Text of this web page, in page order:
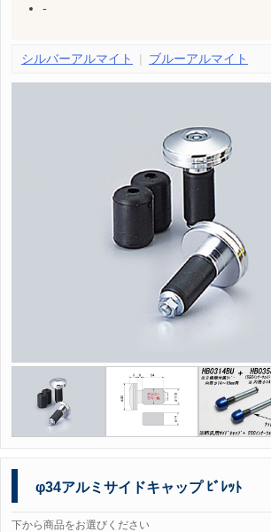
-
シルバーアルマイト ブルーアルマイト
φ34アルミサイドキャップ ﾋﾞﾚｯﾄ
下から商品をお選びください